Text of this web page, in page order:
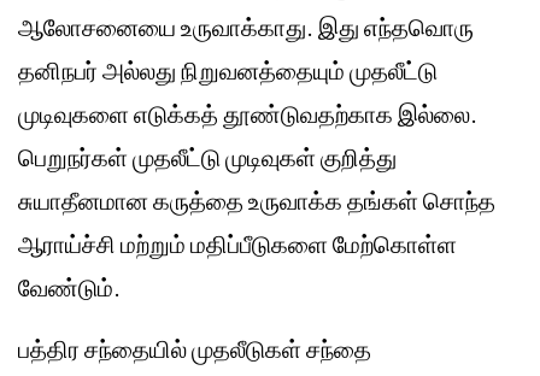
ஆலோசனையை உருவாக்காது. இது எந்தவொரு
தனிநபர் அல்லது நிறுவனத்தையும் முதலீட்டு
முடிவுகளை எடுக்கத் தூண்டுவதற்காக இல்லை.
பெறுநர்கள் முதலீட்டு முடிவுகள் குறித்து
சுயாதீனமான கருத்தை உருவாக்க தங்கள் சொந்த
ஆராய்ச்சி மற்றும் மதிப்பீடுகளை மேற்கொள்ள
வேண்டும்.
பத்திர சந்தையில் முதலீடுகள் சந்தை